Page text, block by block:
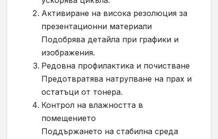
Активиране на висока резолюция за
презентационни материали
Подобрява детайла при графики и
изображения.
Редовна профилактика и почистване
Предотвратява натрупване на прах и
остатъци от тонера.
Контрол на влажността в
помещението
Поддържането на стабилна среда